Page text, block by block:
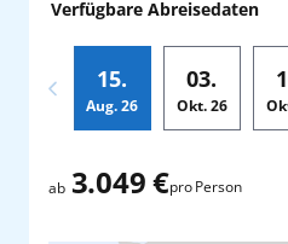
Verfügbare Abreisedaten
15.
Aug. 26
03.
Okt.26
ab 3.049 €pro Person